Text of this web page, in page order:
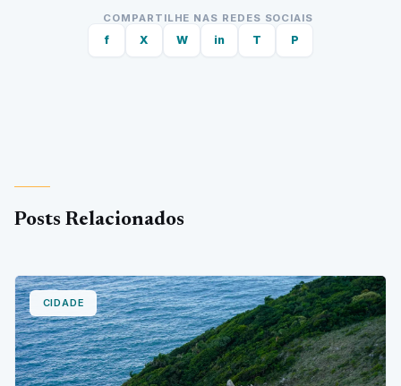
COMPARTILHE NAS REDES SOCIAIS
f X W in T P
Posts Relacionados
CIDADE